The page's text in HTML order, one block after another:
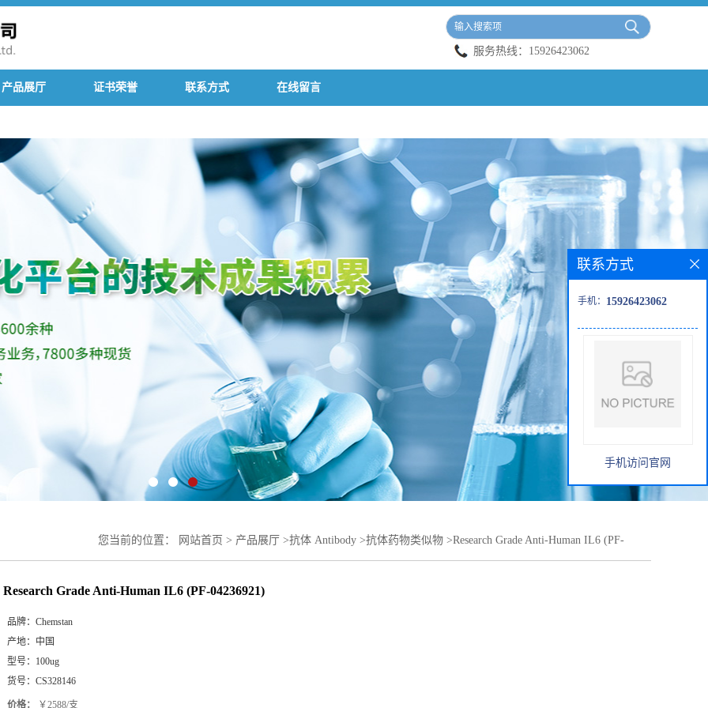
服务热线： 15926423062
产品展厅 证书荣誉 联系方式 在线留言
您当前的位置： 网站首页 > 产品展厅 >抗体 Antibody >抗体药物类似物 >Research Grade Anti-Human IL6 (PF-
Research Grade Anti-Human IL6 (PF-04236921)
品牌： Chemstan
产地： 中国
型号： 100ug
货号： CS328146
价格： ￥2588/支
联系方式
手机： 15926423062
手机访问官网